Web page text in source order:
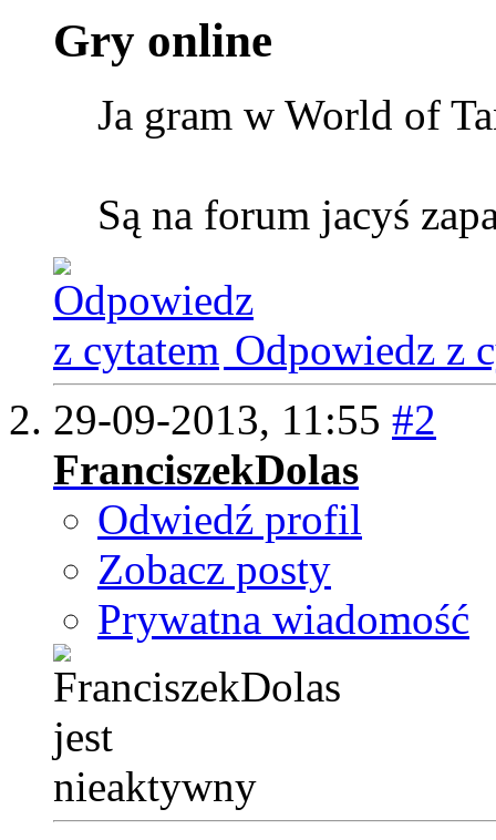
Gry online
Ja gram w World of
Są na forum jacyś
Odpowiedz z
29-09-2013, 11:55 #2
FranciszekDolas
Odwiedź profil
Zobacz posty
Prywatna wiadomość